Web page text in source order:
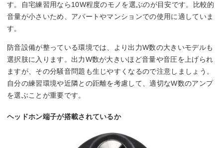
す。自宅練習用なら10W程度のモノを選ぶのが目安です。比較的
音量が小さいため、アパートやマンションでの使用に適していま
す。
防音設備が整っている環境では、より出力W数の大きいモデルも
選択肢に入ります。出力W数が大きいほど音量や音圧を上げられ
ますが、その分騒音問題も生じやすくなるので注意しましょう。
自分の練習環境や近隣との距離を考慮して、適切なW数のアンプ
を選ぶことが重要です。
ヘッドホン端子が搭載されているか